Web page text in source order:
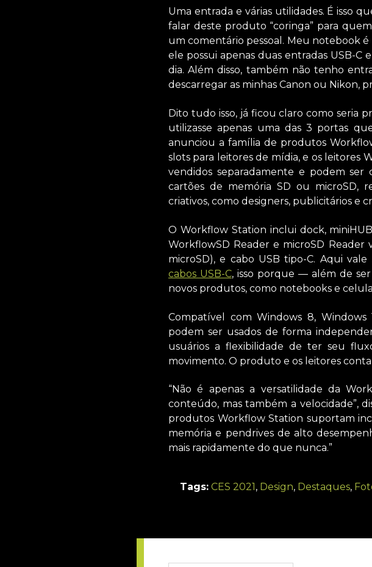
Uma entrada e várias utilidades. É isso
falar deste produto “coringa” para
um comentário pessoal. Meu notebook
ele possui apenas duas entradas USB-C
dia. Além disso, também não tenho
descarregar as minhas Canon ou Nikon,
Dito tudo isso, já ficou claro como seria
utilizasse apenas uma das 3 portas
anunciou a família de produtos
slots para leitores de mídia, e os leitores
vendidos separadamente e podem
cartões de memória SD ou microSD,
criativos, como designers, publicitários e
O Workflow Station inclui dock,
WorkflowSD Reader e microSD Reader
microSD), e cabo USB tipo-C. Aqui
cabos USB-C, isso porque — além de
novos produtos, como notebooks e
Compatível com Windows 8,
podem ser usados de forma
usuários a flexibilidade de ter seu
movimento. O produto e os leitores
“Não é apenas a versatilidade da
conteúdo, mas também a velocidade”,
produtos Workflow Station suportam
memória e pendrives de alto
mais rapidamente do que nunca.”
Tags: CES 2021 , Design, Destaques,